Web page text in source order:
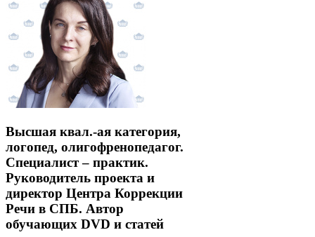
Высшая квал.-ая категория,
логопед, олигофренопедагог.
Специалист – практик.
Руководитель проекта и
директор Центра Коррекции
Речи в СПБ. Автор
обучающих DVD и статей